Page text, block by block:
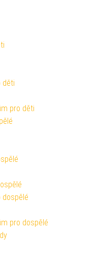
děti
pro děti
dospělé
pro dospělé